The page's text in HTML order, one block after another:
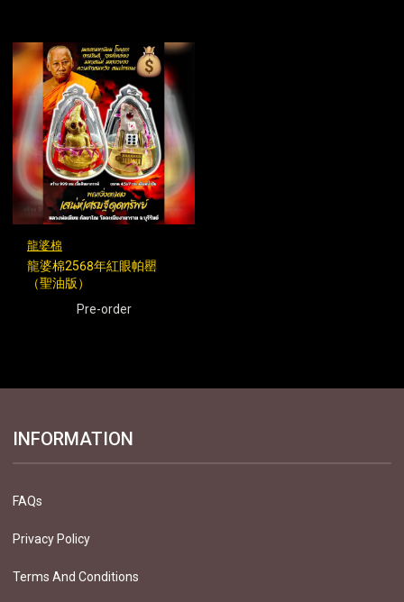
龍婆棉
龍婆棉2568年紅眼帕罌
（聖油版）
Pre-order
INFORMATION
FAQs
Privacy Policy
Terms And Conditions